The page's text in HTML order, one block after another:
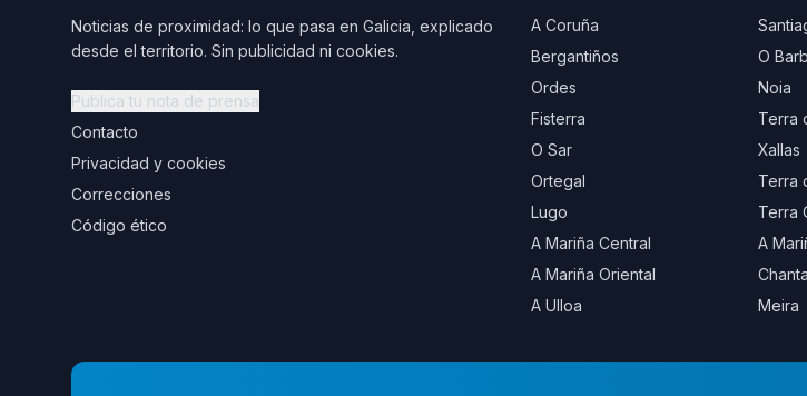
Noticias de proximidad: lo que pasa en Galicia, explicado
desde el territorio. Sin publicidad ni cookies.
Publica tu nota de prensa
Contacto
Privacidad y cookies
Correcciones
Código ético
A Coruña
Bergantiños
O
Ordes
Noia
Fisterra
Terra
O Sar
Xallas
Ortegal
Terra
Lugo
Terra
A Mariña Central
A
A Mariña Oriental
A Ulloa
Meira